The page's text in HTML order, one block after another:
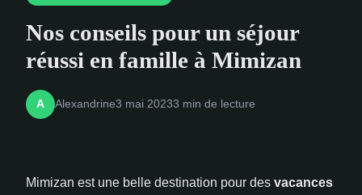
Nos conseils pour un séjour
réussi en famille à Mimizan
A Alexandrine3 mai 20233 min de lecture
Mimizan est une belle destination pour des vacances